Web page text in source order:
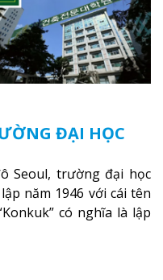
ĐẠI HỌC
Seoul, trường đại học
năm 1946 với cái tên
có nghĩa là lập